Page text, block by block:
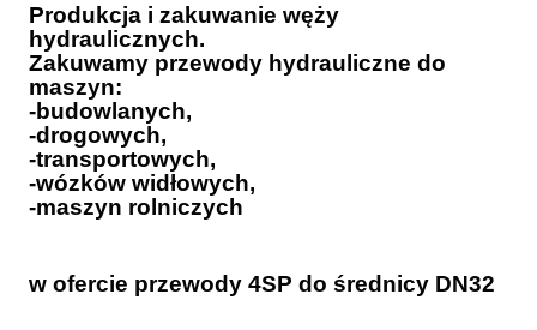
Produkcja i zakuwanie węży
hydraulicznych.
Zakuwamy przewody hydrauliczne do
maszyn:
-budowlanych,
-drogowych,
-transportowych,
-wózków widłowych,
-maszyn rolniczych
w ofercie przewody 4SP do średnicy DN32